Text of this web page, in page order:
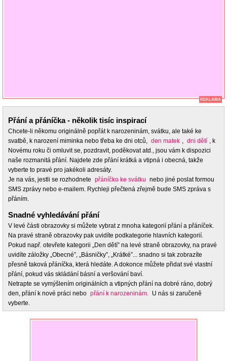
REKLAMA
Přání a přáníčka - několik tisíc inspirací
Chcete-li někomu originálně popřát k narozeninám, svátku, ale také ke
svatbě, k narození miminka nebo třeba ke dni otců, den matek , dni dětí , k
Novému roku či omluvit se, pozdravit, poděkovat atd., jsou vám k dispozici
naše rozmanitá přání. Najdete zde přání krátká a vtipná i obecná, takže
vyberte to pravé pro jakékoli adresáty.
Je na vás, jestli se rozhodnete přáníčko ke svátku nebo jiné poslat formou
SMS zprávy nebo e-mailem. Rychleji přečtená zřejmě bude SMS zpráva s
přáním.
Snadné vyhledávání přání
V levé části obrazovky si můžete vybrat z mnoha kategorií přání a přáníček.
Na pravé straně obrazovky pak uvidíte podkategorie hlavních kategorií.
Pokud např. otevřete kategorii „Den dětí” na levé straně obrazovky, na pravé
uvidíte záložky „Obecné”, „Básničky”, „Krátké”... snadno si tak zobrazíte
přesně taková přáníčka, která hledáte. A dokonce můžete přidat své vlastní
přání, pokud vás skládání básní a veršování baví.
Netrapte se vymýšlením originálních a vtipných přání na dobré ráno, dobrý
den, přání k nové práci nebo přání k narozeninám. U nás si zaručeně
vyberte.